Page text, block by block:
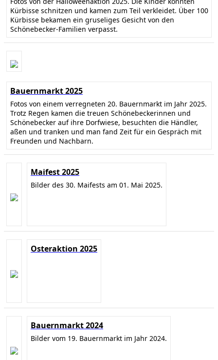
Kürbisse schnitzen und kamen zum Teil verkleidet. Über 100
Kürbisse bekamen ein gruseliges Gesicht von den
Schönebecker-Familien verpasst.
Bauernmarkt 2025
Fotos von einem verregneten 20. Bauernmarkt im Jahr 2025.
Trotz Regen kamen die treuen Schönebeckerinnen und
Schönebecker auf ihre Dorfwiese, besuchten die Händler,
aßen und tranken und man fand Zeit für ein Gespräch mit
Freunden und Nachbarn.
Maifest 2025
Bilder des 30. Maifests am 01. Mai 2025.
Osteraktion 2025
Bauernmarkt 2024
Bilder vom 19. Bauernmarkt im Jahr 2024.